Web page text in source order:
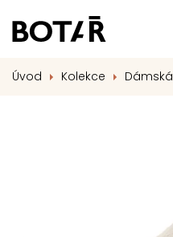
Úvod Kolekce Dámská